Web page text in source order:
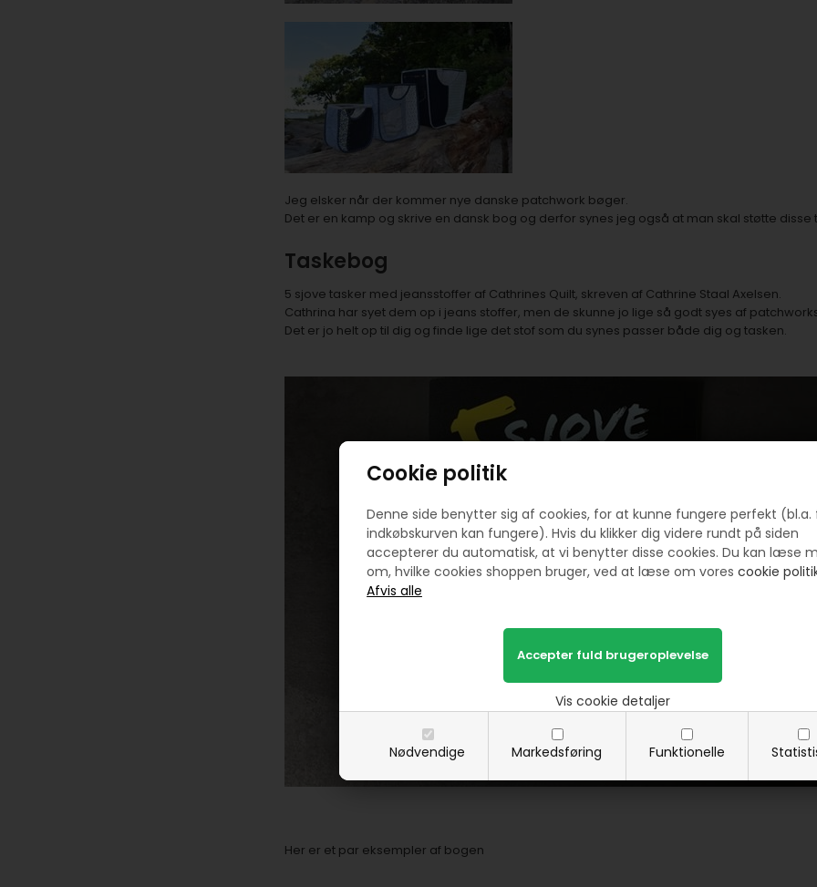
Cookie politik
Denne side benytter sig af cookies, for at kunne fungere perfekt
indkøbskurven kan fungere). Hvis du klikker dig videre rundt på siden
accepterer du automatisk, at vi benytter disse cookies. Du kan læse
om, hvilke cookies shoppen bruger, ved at læse om vores cookie
Nødvendige Markedsføring Funktionelle
Vis cookie detaljer
Jeg elsker når der kommer nye danske patchwork bøger.
Det er en kamp og skrive en dansk bog og derfor synes jeg også at man skal støtte disse
Taskebog
5 sjove tasker med jeansstoffer af Cathrines Quilt, skreven af Cathrine Staal Axelsen.
Cathrina har syet dem op i jeans stoffer, men de skunne jo lige så godt syes af
Det er jo helt op til dig og finde lige det stof som du synes passer både dig og tasken.
Her er et par eksempler af bogen